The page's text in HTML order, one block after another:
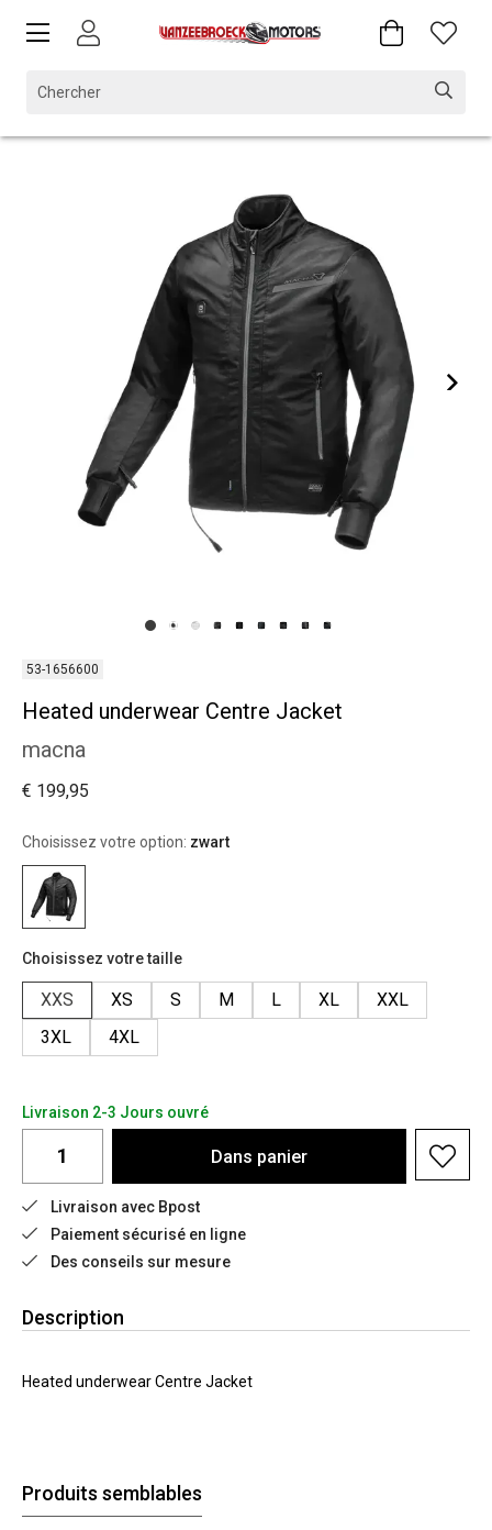
53-1656600
Heated underwear Centre Jacket
macna
€ 199,95
Choisissez votre option: zwart
Choisissez votre taille
XXS XS S M L XL
XXL
3XL
4XL
Livraison 2-3 Jours ouvré
Dans panier
Livraison avec Bpost
Paiement sécurisé en ligne
Des conseils sur mesure
Description
Heated underwear Centre Jacket
Produits semblables